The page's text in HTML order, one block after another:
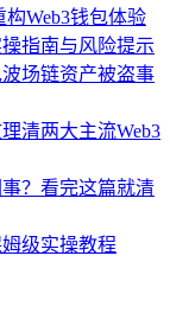
Web3钱包体验
指南与风险提示
场链资产被盗事
清两大主流Web3
？看完这篇就清
级实操教程